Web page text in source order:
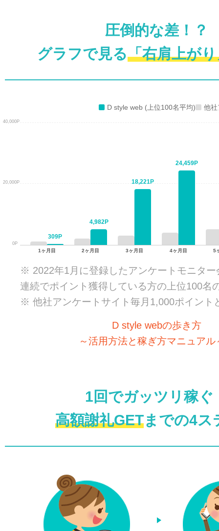
圧倒的な差！？
グラフで見る「右肩上が
D style web (上位100名平均) 他
0P
20,000P
40,000P
309P
1ヶ月目
4,982P
2ヶ月目
18,221P
3ヶ月目
24,459P
4ヶ月目 5
※ 2022年1月に登録したアンケートモニター
連続でポイント獲得している方の上位100名
※ 他社アンケートサイト毎月1,000ポイント
D style webの歩き方
～活用方法と稼ぎ方マニュアル
1回でガッツリ稼ぐ
高額謝礼GETまでの4ス